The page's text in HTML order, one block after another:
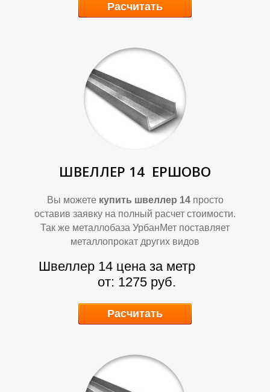
Р
О
Расчитать
ШВЕЛЛЕР 14 ЕРШОВО
Вы можете купить швеллер 14просто
оставив заявку на полный расчет стоимости.
Так же металлобаза УрбанМет поставляет
металлопрокат других видов
Швеллер 14 цена за метр
от: 1275 руб.
Расчитать
Р
О